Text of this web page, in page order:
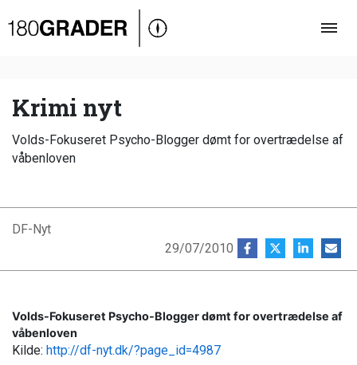
Oversigt
Debat
Video
Krimi nyt
Volds-Fokuseret Psycho-Blogger dømt for overtrædelse af
våbenloven
DF-Nyt
29/07/2010
Volds-Fokuseret Psycho-Blogger dømt for overtrædelse af
våbenloven
Kilde: http://df-nyt.dk/?page_id=4987